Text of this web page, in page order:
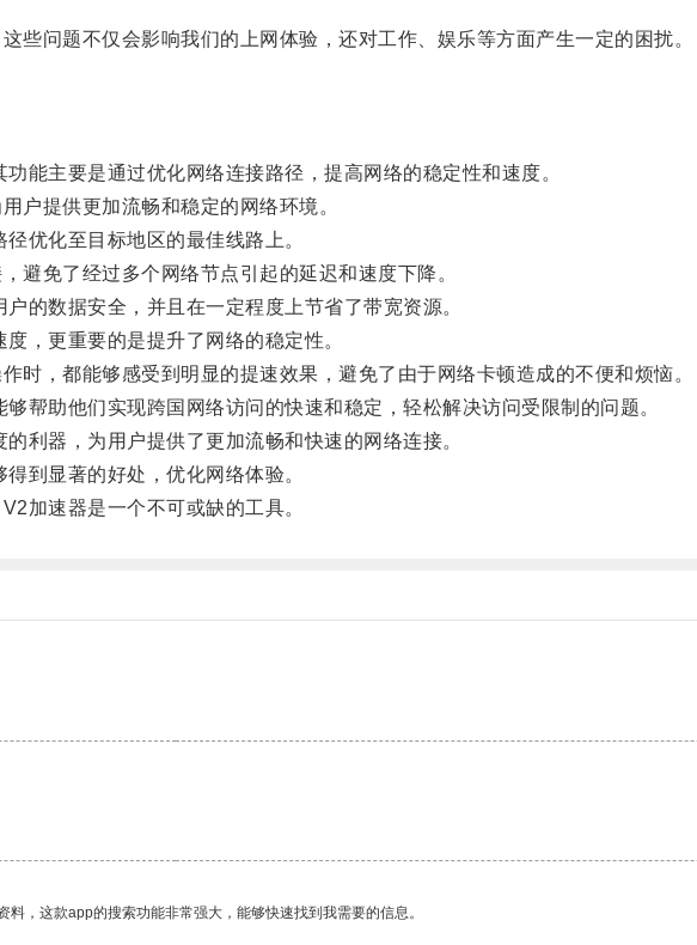
问题不仅会影响我们的上网体验，还对工作、娱乐等方面产生一定的困扰。
主要是通过优化网络连接路径，提高网络的稳定性和速度。
提供更加流畅和稳定的网络环境。
优化至目标地区的最佳线路上。
免了经过多个网络节点引起的延迟和速度下降。
数据安全，并且在一定程度上节省了带宽资源。
，更重要的是提升了网络的稳定性。
，都能够感受到明显的提速效果，避免了由于网络卡顿造成的不便和烦恼。
助他们实现跨国网络访问的快速和稳定，轻松解决访问受限制的问题。
器，为用户提供了更加流畅和快速的网络连接。
到显著的好处，优化网络体验。
加速器是一个不可或缺的工具。
，这款app的搜索功能非常强大，能够快速找到我需要的信息。